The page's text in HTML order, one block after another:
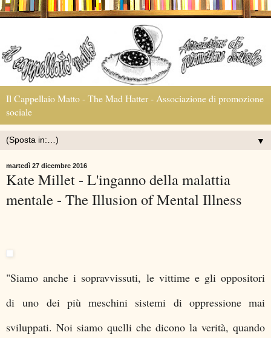
Il Cappellaio Matto - The Mad Hatter - Associazione di promozione
sociale
▼
martedì 27 dicembre 2016
Kate Millet - L'inganno della malattia
mentale - The Illusion of Mental Illness
"Siamo anche i sopravvissuti, le vittime e gli oppositori
di uno dei più meschini sistemi di oppressione mai
sviluppati. Noi siamo quelli che dicono la verità, quando